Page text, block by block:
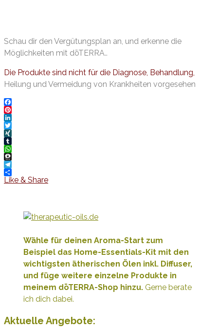
Schau dir den Vergütungsplan an, und erkenne die
Möglichkeiten mit dōTERRA..
Die Produkte sind nicht für die Diagnose, Behandlung,
Heilung und Vermeidung von Krankheiten vorgesehen
Facebook
Pinterest
LinkedIn
Twitter
XING
Tumblr
WhatsApp
Threema
Telegram
Like & Share
Wähle für deinen Aroma-Start zum
Beispiel das Home-Essentials-Kit mit den
wichtigsten ätherischen Ölen inkl. Diffuser,
und füge weitere einzelne Produkte in
meinem dōTERRA-Shop hinzu. Gerne berate
ich dich dabei.
Aktuelle Angebote: